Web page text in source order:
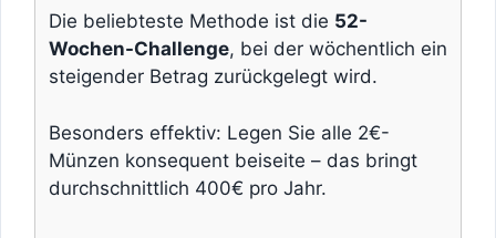
Die beliebteste Methode ist die 52-
Wochen-Challenge, bei der wöchentlich ein
steigender Betrag zurückgelegt wird.
Besonders effektiv: Legen Sie alle 2€-
Münzen konsequent beiseite – das bringt
durchschnittlich 400€ pro Jahr.